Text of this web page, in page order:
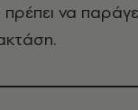
να